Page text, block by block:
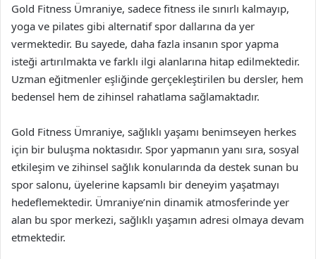
Gold Fitness Ümraniye, sadece fitness ile sınırlı kalmayıp,
yoga ve pilates gibi alternatif spor dallarına da yer
vermektedir. Bu sayede, daha fazla insanın spor yapma
isteği artırılmakta ve farklı ilgi alanlarına hitap edilmektedir.
Uzman eğitmenler eşliğinde gerçekleştirilen bu dersler, hem
bedensel hem de zihinsel rahatlama sağlamaktadır.
Gold Fitness Ümraniye, sağlıklı yaşamı benimseyen herkes
için bir buluşma noktasıdır. Spor yapmanın yanı sıra, sosyal
etkileşim ve zihinsel sağlık konularında da destek sunan bu
spor salonu, üyelerine kapsamlı bir deneyim yaşatmayı
hedeflemektedir. Ümraniye’nin dinamik atmosferinde yer
alan bu spor merkezi, sağlıklı yaşamın adresi olmaya devam
etmektedir.